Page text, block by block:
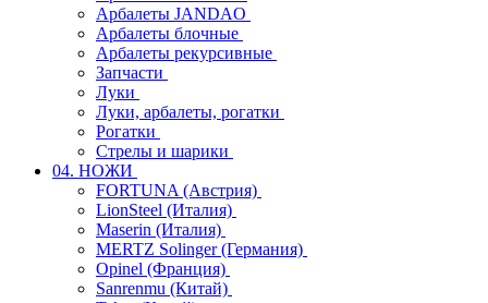
Арбалеты JANDAO
Арбалеты блочные
Арбалеты рекурсивные
Запчасти
Луки
Луки, арбалеты, рогатки
Рогатки
Стрелы и шарики
04. НОЖИ
FORTUNA (Австрия)
LionSteel (Италия)
Maserin (Италия)
MERTZ Solinger (Германия)
Opinel (Франция)
Sanrenmu (Китай)